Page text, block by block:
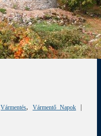
Vármentés, Vármentő Napok |